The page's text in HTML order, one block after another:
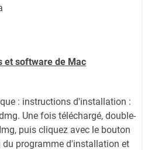
et software de Mac
: instructions d'installation :
Une fois téléchargé, double-
puis cliquez avec le bouton
du programme d'installation et